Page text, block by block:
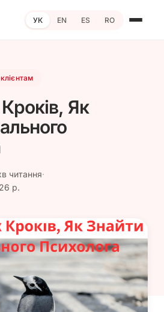
УК EN ES RO
Як
читання·
р.